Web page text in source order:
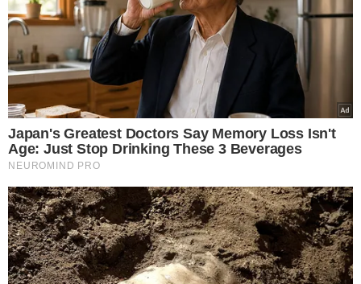
Com a quadra mais pesada e a bola mais lenta, João
Fonseca encontrou dificuldades para adaptar seu jogo. O
brasileiro cometeu muitos erros ao longo da partida e viu
Mensik aproveitar melhor as oportunidades para
construir uma vitória consistente. Mesmo diante das
dificuldades, Fonseca ainda salvou seis match points
antes de ser derrotado após 2h44min de duelo.